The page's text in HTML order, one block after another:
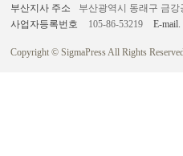
부산지사 주소
부산광역시 동래구 금강
사업자등록번호
105-86-53219 E-mail.
Copyright © SigmaPress All Rights